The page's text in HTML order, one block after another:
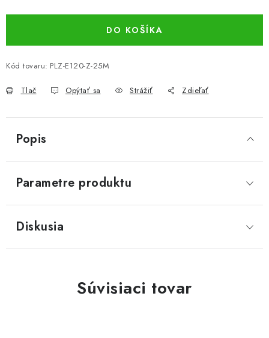
DO KOŠÍKA
Kód tovaru: PLZ-E120-Z-25M
Tlač Opýtať sa Strážiť Zdieľať
Popis
Parametre produktu
Diskusia
Súvisiaci tovar